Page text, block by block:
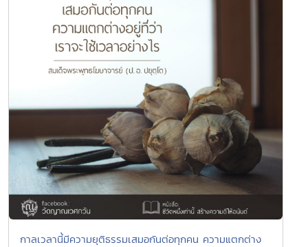
กาลเวลานี้มีความยุติธรรมเสมอกันต่อทุกคน ความแตกต่าง